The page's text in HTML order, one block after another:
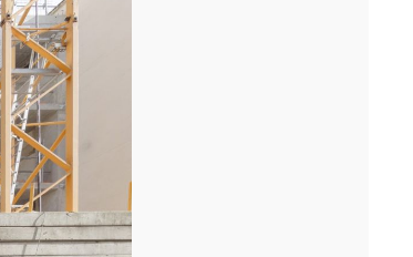
ŒUVRE PORTE DE SAINT-OUEN
de l'immeuble totem en proue sur le